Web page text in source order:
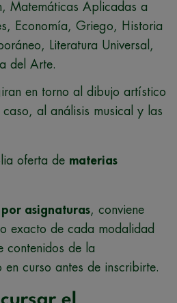
Matemáticas Aplicadas a
Economía, Griego, Historia
Literatura Universal,
del Arte.
en torno al dibujo artístico
al análisis musical y las
oferta de materias
por asignaturas, conviene
exacto de cada modalidad
contenidos de la
curso antes de inscribirte.